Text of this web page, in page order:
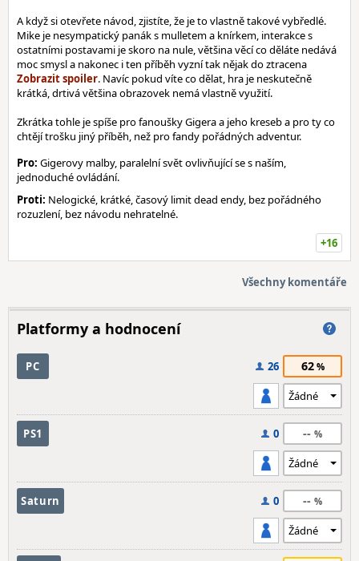
A když si otevřete návod, zjistíte, že je to vlastně takové vybředlé.
Mike je nesympatický panák s mulletem a knírkem, interakce s
ostatními postavami je skoro na nule, většina věcí co děláte nedává
moc smysl a nakonec i ten příběh vyzní tak nějak do ztracena
. Navíc pokud víte co dělat, hra je neskutečně
krátká, drtivá většina obrazovek nemá vlastně využití.
Zkrátka tohle je spíše pro fanoušky Gigera a jeho kreseb a pro ty co
chtějí trošku jiný příběh, než pro fandy pořádných adventur.
Pro: Gigerovy malby, paralelní svět ovlivňující se s naším,
jednoduché ovládání.
Proti: Nelogické, krátké, časový limit dead endy, bez pořádného
rozuzlení, bez návodu nehratelné.
+16
Všechny komentáře
Platformy a hodnocení
PC 26 62
PS1 0 --
Saturn 0 --